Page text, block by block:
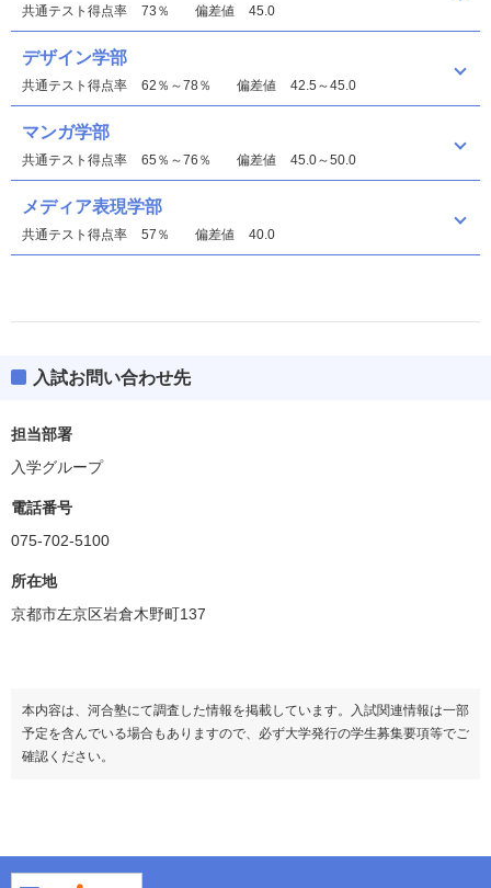
共通テスト得点率 73％ 偏差値 45.0
デザイン学部
共通テスト得点率 62％～78％ 偏差値 42.5～45.0
マンガ学部
共通テスト得点率 65％～76％ 偏差値 45.0～50.0
メディア表現学部
共通テスト得点率 57％ 偏差値 40.0
偏差値
芸術学部
偏差値
デザイン学部
偏差値
マンガ学部
メディア表現学部
偏差値 35.0
入試お問い合わせ先
担当部署
入学グループ
電話番号
075-702-5100
所在地
京都市左京区岩倉木野町137
本内容は、河合塾にて調査した情報を掲載しています。入試関連情報は一部
予定を含んでいる場合もありますので、必ず大学発行の学生募集要項等でご
確認ください。